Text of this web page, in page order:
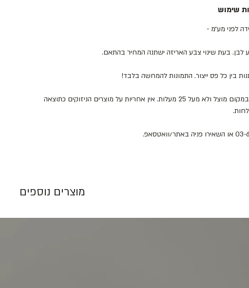
שימוש
לפני מע״מ -
לבן. בעת שינוי צבע האריזה ישתנה המחיר בהתאם.
בין כל פס ייצור. התמונות להמחשה בלבד!
יש לאחסן את המוצרים במקום מוצל ולא מעל 25 מעלות. אין אחריות על מוצרים הניזוקים כתוצאה
מוצרים נוספים